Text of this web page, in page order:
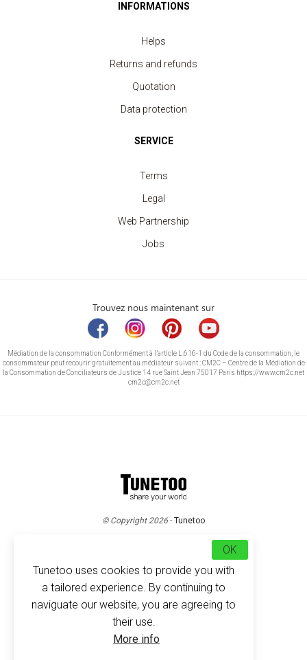
INFORMATIONS
Helps
Returns and refunds
Quotation
Data protection
SERVICE
Terms
Legal
Web Partnership
Jobs
Trouvez nous maintenant sur
Médiation de la consommation Conformément à l’article L.616-1 du Code de la consommation, le
consommateur peut recourir gratuitement au médiateur suivant : CM2C – Centre de la Médiation de
la Consommation de Conciliateurs de Justice 14 rue Saint Jean 75017 Paris https://www.cm2c.net
cm2c@cm2c.net
© Copyright 2026 - Tunetoo
Tunetoo uses cookies to provide you with
a tailored experience. By continuing to
naviguate our website, you are agreeing to
their use.
More info
OK